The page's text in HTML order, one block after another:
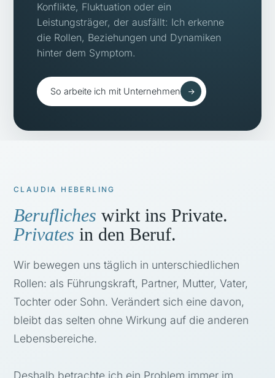
Konflikte, Fluktuation oder ein
Leistungsträger, der ausfällt: Ich erkenne
die Rollen, Beziehungen und Dynamiken
hinter dem Symptom.
So arbeite ich mit Unternehmen
CLAUDIA HEBERLING
Berufliches wirkt ins Private.
Privates in den Beruf.
Wir bewegen uns täglich in unterschiedlichen
Rollen: als Führungskraft, Partner, Mutter, Vater,
Tochter oder Sohn. Verändert sich eine davon,
bleibt das selten ohne Wirkung auf die anderen
Lebensbereiche.
Deshalb betrachte ich ein Problem immer im